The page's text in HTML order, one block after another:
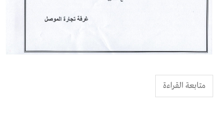
متابعة القراءة